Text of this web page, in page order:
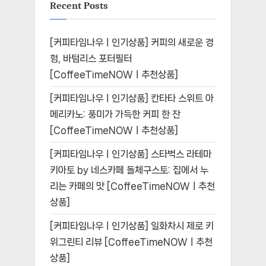
Recent Posts
[커피타임나우ㅣ인기상품] 커피의 새로운 경
험, 바텀리스 포터필터
[CoffeeTimeNOWㅣ추천상품]
[커피타임나우ㅣ인기상품] 칸타타 스위트 아
메리카노: 풍미가 가득한 커피 한 잔
[CoffeeTimeNOWㅣ추천상품]
[커피타임나우ㅣ인기상품] 스타벅스 라테마
키아토 by 네스카페 돌체구스토: 집에서 누
리는 카페의 맛 [CoffeeTimeNOWㅣ추천
상품]
[커피타임나우ㅣ인기상품] 일화차시 제로 키
위그린티 리뷰 [CoffeeTimeNOWㅣ추천
상품]